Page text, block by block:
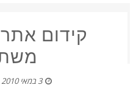
קידום
3 במאי 2010